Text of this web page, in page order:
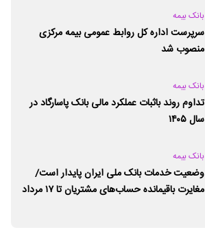
بانک بیمه
سرپرست اداره کل روابط عمومی بیمه مرکزی
منصوب شد
بانک بیمه
تداوم روند باثبات عملکرد مالی بانک پاسارگاد در
سال ۱۴۰۵
بانک بیمه
وضعیت خدمات بانک ملی ایران پایدار است/
مغایرت‌ باقیمانده حساب‌های مشتریان تا ۱۷ مرداد